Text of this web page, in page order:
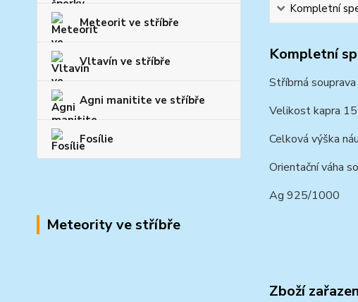
Meteorit ve stříbře
Vltavín ve stříbře
Agni manitite ve stříbře
Fosílie
Meteority ve stříbře
Kompletní
Kompletní
Stříbrná
Velikost kapra
Celková výška
Orientační váha
Ag 925/1000
Zboží